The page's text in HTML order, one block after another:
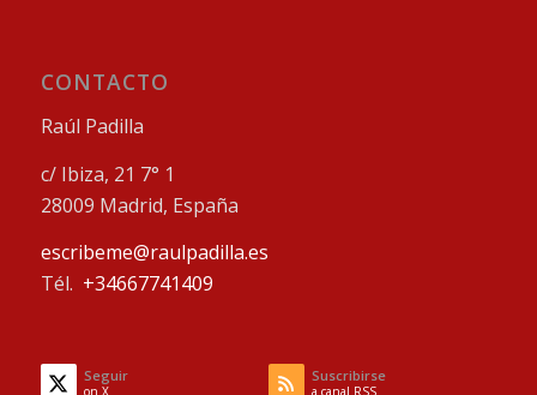
CONTACTO
Raúl Padilla
c/ Ibiza, 21 7° 1
28009 Madrid, España
escribeme@raulpadilla.es
Tél. +34667741409
Seguir
on X
Suscribirse
a canal RSS